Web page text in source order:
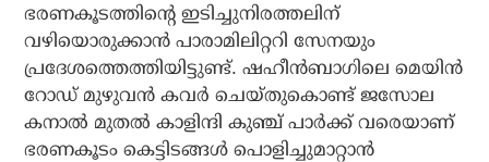
ഭരണകൂടത്തിന്റെ ഇടിച്ചുനിരത്തലിന്
വഴിയൊരുക്കാന്‍ പാരാമിലിറ്ററി സേനയും
പ്രദേശത്തെത്തിയിട്ടുണ്ട്. ഷഹീന്‍ബാഗിലെ മെയിന്‍
റോഡ് മുഴുവന്‍ കവര്‍ ചെയ്തുകൊണ്ട് ജസോല
കനാല്‍ മുതല്‍ കാളിന്ദി കുഞ്ച് പാര്‍ക്ക് വരെയാണ്
ഭരണകൂടം കെട്ടിടങ്ങള്‍ പൊളിച്ചുമാറ്റാന്‍